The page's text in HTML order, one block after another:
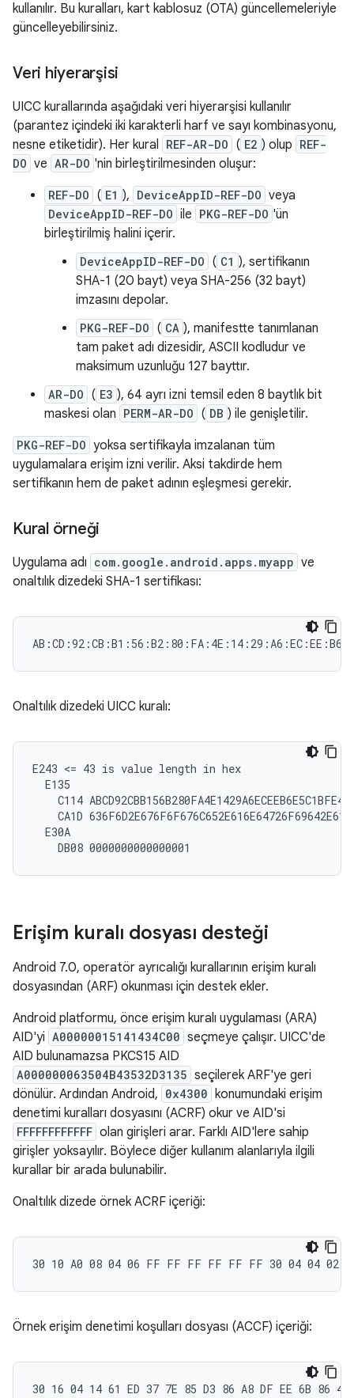
kullanılır. Bu kuralları, kart kablosuz (OTA) güncellemeleriyle
güncelleyebilirsiniz.
Veri hiyerarşisi
UICC kurallarında aşağıdaki veri hiyerarşisi kullanılır
(parantez içindeki iki karakterli harf ve sayı kombinasyonu,
nesne etiketidir). Her kural REF-AR-DO ( E2 ) olup REF-
DO ve AR-DO 'nin birleştirilmesinden oluşur:
REF-DO ( E1 ), DeviceAppID-REF-DO veya
DeviceAppID-REF-DO ile PKG-REF-DO 'ün
birleştirilmiş halini içerir.
DeviceAppID-REF-DO ( C1 ), sertifikanın
SHA-1 (20 bayt) veya SHA-256 (32 bayt)
imzasını depolar.
PKG-REF-DO ( CA ), manifestte tanımlanan
tam paket adı dizesidir, ASCII kodludur ve
maksimum uzunluğu 127 bayttır.
AR-DO ( E3 ), 64 ayrı izni temsil eden 8 baytlık bit
maskesi olan PERM-AR-DO ( DB ) ile genişletilir.
PKG-REF-DO yoksa sertifikayla imzalanan tüm
uygulamalara erişim izni verilir. Aksi takdirde hem
sertifikanın hem de paket adının eşleşmesi gerekir.
Kural örneği
Uygulama adı com.google.android.apps.myapp ve
onaltılık dizedeki SHA-1 sertifikası:
Onaltılık dizedeki UICC kuralı:
E243 <= 43 is value length in hex
  E135
    C114 ABCD92CBB156B280FA4E1429A6ECEEB6E5C1BFE4
CA1D
  E30A
Erişim kuralı dosyası desteği
Android 7.0, operatör ayrıcalığı kurallarının erişim kuralı
dosyasından (ARF) okunması için destek ekler.
Android platformu, önce erişim kuralı uygulaması (ARA)
AID'yi A00000015141434C00 seçmeye çalışır. UICC'de
AID bulunamazsa PKCS15 AID
A000000063504B43532D3135 seçilerek ARF'ye geri
dönülür. Ardından Android, 0x4300 konumundaki erişim
denetimi kuralları dosyasını (ACRF) okur ve AID'si
FFFFFFFFFFFF olan girişleri arar. Farklı AID'lere sahip
girişler yoksayılır. Böylece diğer kullanım alanlarıyla ilgili
kurallar bir arada bulunabilir.
Onaltılık dizede örnek ACRF içeriği:
Örnek erişim denetimi koşulları dosyası (ACCF) içeriği: